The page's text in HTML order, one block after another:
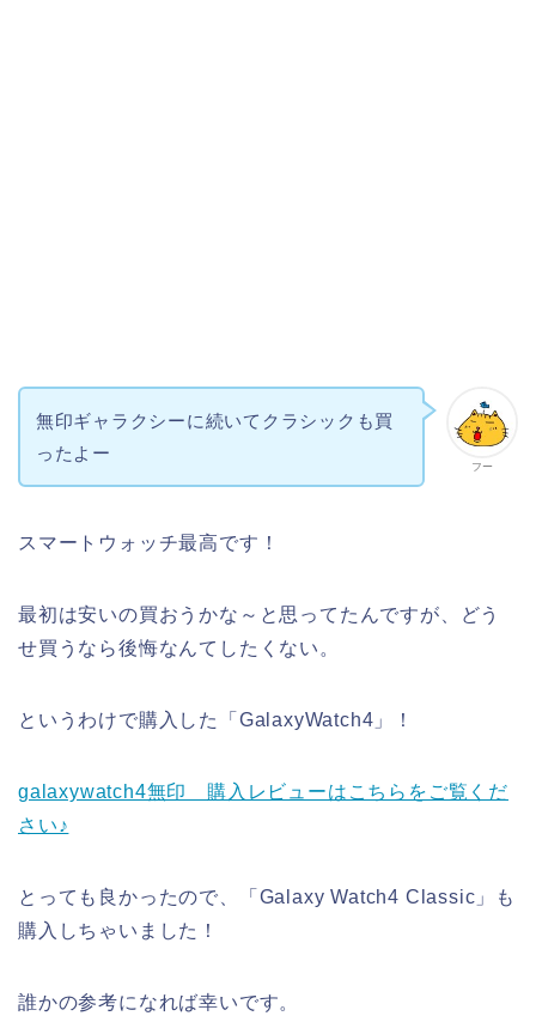
フー
無印ギャラクシーに続いてクラシックも買
ったよー
スマートウォッチ最高です！
最初は安いの買おうかな～と思ってたんですが、どう
せ買うなら後悔なんてしたくない。
というわけで購入した「GalaxyWatch4」！
galaxywatch4無印 購入レビューはこちらをご覧くだ
さい♪
とっても良かったので、「Galaxy Watch4 Classic」も
購入しちゃいました！
誰かの参考になれば幸いです。